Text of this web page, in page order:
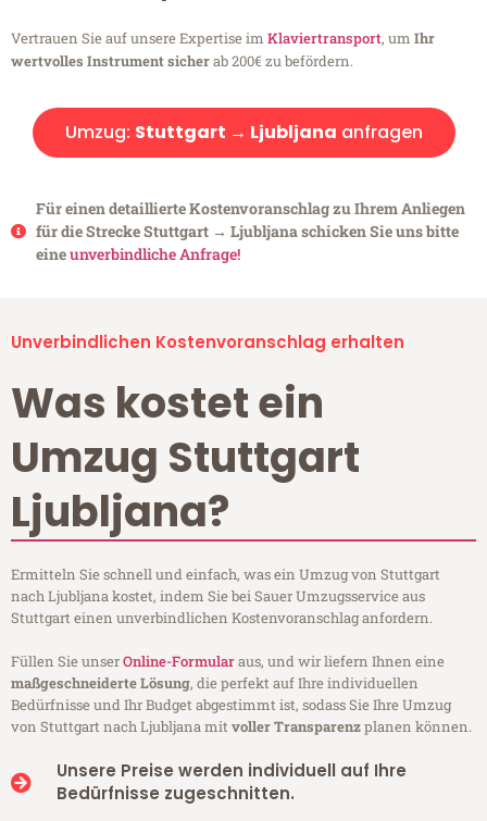
Vertrauen Sie auf unsere Expertise im Klaviertransport, um Ihr
wertvolles Instrument sicherab 200€ zu befördern.
Umzug: Stuttgart → Ljubljana anfragen
Für einen detaillierte Kostenvoranschlag zu Ihrem Anliegen
für die Strecke Stuttgart → Ljubljana schicken Sie uns bitte
eineunverbindliche Anfrage!
Unverbindlichen Kostenvoranschlag erhalten
Was kostet ein
Umzug Stuttgart
Ljubljana?
Ermitteln Sie schnell und einfach, was ein Umzug von Stuttgart
nach Ljubljana kostet, indem Sie bei Sauer Umzugsservice aus
Stuttgart einen unverbindlichen Kostenvoranschlag anfordern.
Füllen Sie unserOnline-Formularaus, und wir liefern Ihnen eine
maßgeschneiderte Lösung, die perfekt auf Ihre individuellen
Bedürfnisse und Ihr Budget abgestimmt ist, sodass Sie Ihre Umzug
von Stuttgart nach Ljubljana mitvoller Transparenzplanen können.
Unsere Preise werden individuell auf Ihre
Bedürfnisse zugeschnitten.